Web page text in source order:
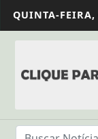
QUINTA-FEIRA,